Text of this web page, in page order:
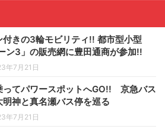
付きの3輪モビリティ!! 都市型小型
ン3」の販売網に豊田通商が参加!!
年7月21日
ってパワースポットへGO!! 京急バス
明神と真名瀬バス停を巡る
年7月21日